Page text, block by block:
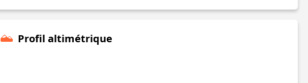
Profil altimétrique